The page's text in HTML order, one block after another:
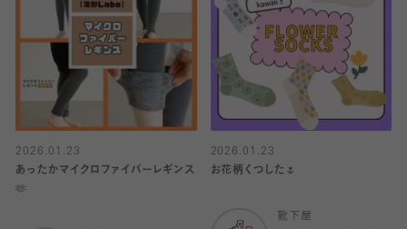
2026.01.23
あったかマイクロファイバーレギンス
🫶
2026.01.23
お花柄くつした🌷
靴下屋